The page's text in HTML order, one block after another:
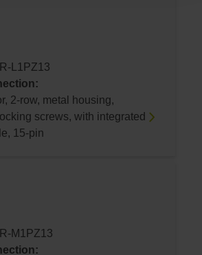
L1PZ13
2-row, metal housing,
screws, with integrated
15-pin
M1PZ13